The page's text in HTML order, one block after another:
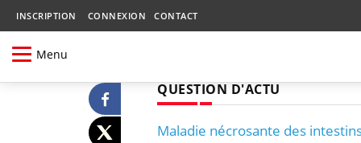
INSCRIPTION CONNEXION CONTACT
Menu
QUESTION D'ACTU
Maladie nécrosante des